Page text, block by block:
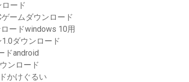
ード
ームダウンロード
ードwindows 10用
ダウンロード
ドandroid
ンロード
かけぐるい